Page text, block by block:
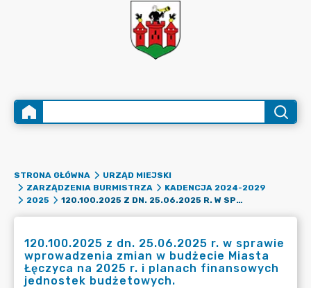
STRONA GŁÓWNA
URZĄD MIEJSKI
ZARZĄDZENIA BURMISTRZA
KADENCJA 2024-2029
2025
120.100.2025 Z DN. 25.06.2025 R. W SPRAWIE WPROWADZENIA ZMIAN W BUDŻECIE MIASTA ŁĘCZYCA NA 2025 R. I PLANACH FINANSOWYCH JEDNOSTEK BUDŻETOWYCH.
120.100.2025 z dn. 25.06.2025 r. w sprawie
wprowadzenia zmian w budżecie Miasta
Łęczyca na 2025 r. i planach finansowych
jednostek budżetowych.